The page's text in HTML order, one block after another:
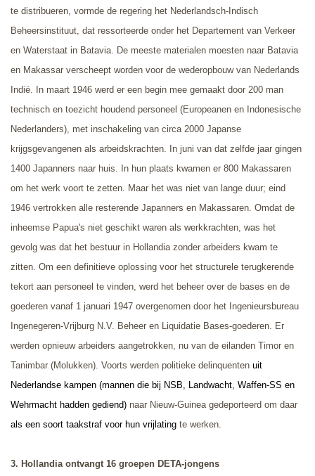
te distribueren, vormde de regering het Nederlandsch-Indisch
Beheersinstituut, dat ressorteerde onder het Departement van Verkeer
en Waterstaat in Batavia. De meeste materialen moesten naar Batavia
en Makassar verscheept worden voor de wederopbouw van Nederlands
Indië. In maart 1946 werd er een begin mee gemaakt door 200 man
technisch en toezicht houdend personeel (Europeanen en Indonesische
Nederlanders), met inschakeling van circa 2000 Japanse
krijgsgevangenen als arbeidskrachten. In juni van dat zelfde jaar gingen
1400 Japanners naar huis. In hun plaats kwamen er 800 Makassaren
om het werk voort te zetten. Maar het was niet van lange duur; eind
1946 vertrokken alle resterende Japanners en Makassaren. Omdat de
inheemse Papua's niet geschikt waren als werkkrachten, was het
gevolg was dat het bestuur in Hollandia zonder arbeiders kwam te
zitten. Om een definitieve oplossing voor het structurele terugkerende
tekort aan personeel te vinden, werd het beheer over de bases en de
goederen vanaf 1 januari 1947 overgenomen door het Ingenieursbureau
Ingenegeren-Vrijburg N.V. Beheer en Liquidatie Bases-goederen. Er
werden opnieuw arbeiders aangetrokken, nu van de eilanden Timor en
Tanimbar (Molukken). Voorts werden politieke delinquenten uit
Nederlandse kampen (mannen die bij NSB, Landwacht, Waffen-SS en
Wehrmacht hadden gediend) naar Nieuw-Guinea gedeporteerd om daar
als een soort taakstraf voor hun vrijlating te werken.
3. Hollandia ontvangt 16 groepen DETA-jongens